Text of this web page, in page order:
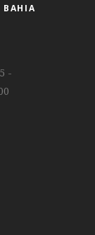
BAHIA
-